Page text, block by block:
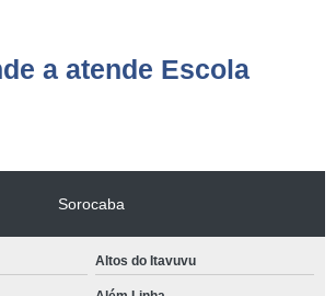
a atende Escola
Sorocaba
Altos do Itavuvu